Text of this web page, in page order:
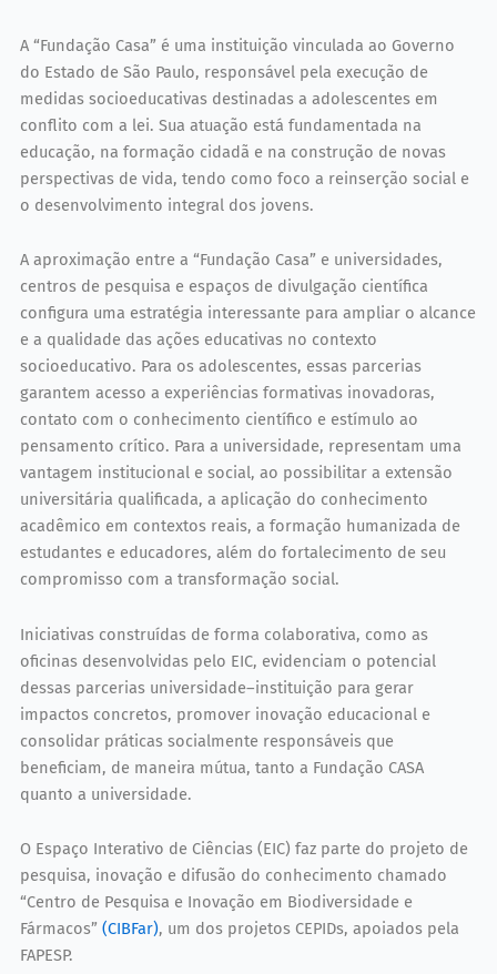
A “Fundação Casa” é uma instituição vinculada ao Governo
do Estado de São Paulo, responsável pela execução de
medidas socioeducativas destinadas a adolescentes em
conflito com a lei. Sua atuação está fundamentada na
educação, na formação cidadã e na construção de novas
perspectivas de vida, tendo como foco a reinserção social e
o desenvolvimento integral dos jovens.
A aproximação entre a “Fundação Casa” e universidades,
centros de pesquisa e espaços de divulgação científica
configura uma estratégia interessante para ampliar o alcance
e a qualidade das ações educativas no contexto
socioeducativo. Para os adolescentes, essas parcerias
garantem acesso a experiências formativas inovadoras,
contato com o conhecimento científico e estímulo ao
pensamento crítico. Para a universidade, representam uma
vantagem institucional e social, ao possibilitar a extensão
universitária qualificada, a aplicação do conhecimento
acadêmico em contextos reais, a formação humanizada de
estudantes e educadores, além do fortalecimento de seu
compromisso com a transformação social.
Iniciativas construídas de forma colaborativa, como as
oficinas desenvolvidas pelo EIC, evidenciam o potencial
dessas parcerias universidade–instituição para gerar
impactos concretos, promover inovação educacional e
consolidar práticas socialmente responsáveis que
beneficiam, de maneira mútua, tanto a Fundação CASA
quanto a universidade.
O Espaço Interativo de Ciências (EIC) faz parte do projeto de
pesquisa, inovação e difusão do conhecimento chamado
“Centro de Pesquisa e Inovação em Biodiversidade e
Fármacos” (CIBFar), um dos projetos CEPIDs, apoiados pela
FAPESP.